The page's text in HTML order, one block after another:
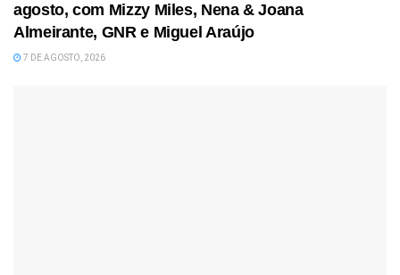
agosto, com Mizzy Miles, Nena & Joana
Almeirante, GNR e Miguel Araújo
7 DE AGOSTO, 2026